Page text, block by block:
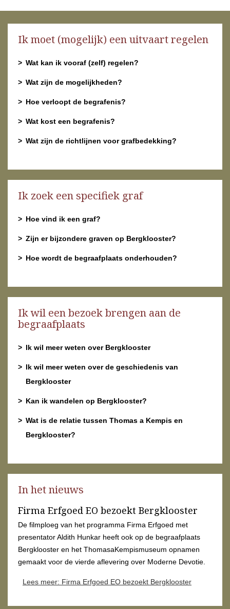
Ik moet (mogelijk) een uitvaart regelen
Wat kan ik vooraf (zelf) regelen?
Wat zijn de mogelijkheden?
Hoe verloopt de begrafenis?
Wat kost een begrafenis?
Wat zijn de richtlijnen voor grafbedekking?
Ik zoek een specifiek graf
Hoe vind ik een graf?
Zijn er bijzondere graven op Bergklooster?
Hoe wordt de begraafplaats onderhouden?
Ik wil een bezoek brengen aan de
begraafplaats
Ik wil meer weten over Bergklooster
Ik wil meer weten over de geschiedenis van
Bergklooster
Kan ik wandelen op Bergklooster?
Wat is de relatie tussen Thomas a Kempis en
Bergklooster?
In het nieuws
Firma Erfgoed EO bezoekt Bergklooster
De filmploeg van het programma Firma Erfgoed met
presentator Aldith Hunkar heeft ook op de begraafplaats
Bergklooster en het ThomasaKempismuseum opnamen
gemaakt voor de vierde aflevering over Moderne Devotie.
Lees meer: Firma Erfgoed EO bezoekt Bergklooster